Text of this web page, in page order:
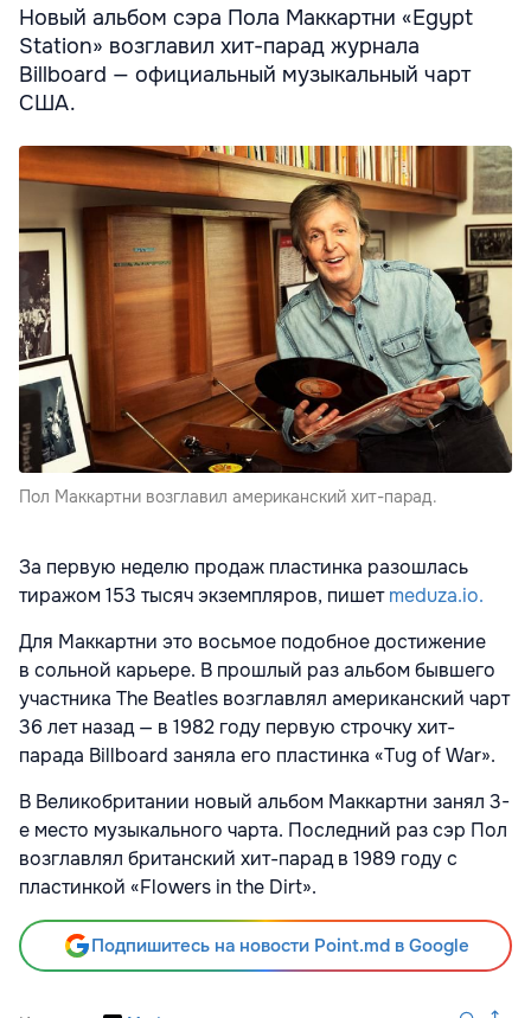
Новый альбом сэра Пола Маккартни «Egypt
Station» возглавил хит-парад журнала
Billboard — официальный музыкальный чарт
США.
Пол Маккартни возглавил американский хит-парад.
За первую неделю продаж пластинка разошлась
тиражом 153 тысяч экземпляров, пишетmeduza.io.
Для Маккартни это восьмое подобное достижение
в сольной карьере. В прошлый раз альбом бывшего
участника The Beatles возглавлял американский чарт
36 лет назад — в 1982 году первую строчку хит-
парада Billboard заняла его пластинка «Tug of War».
В Великобритании новый альбом Маккартни занял 3-
е место музыкального чарта. Последний раз сэр Пол
возглавлял британский хит-парад в 1989 году с
пластинкой «Flowers in the Dirt».
Подпишитесь на новости Point.md в Google